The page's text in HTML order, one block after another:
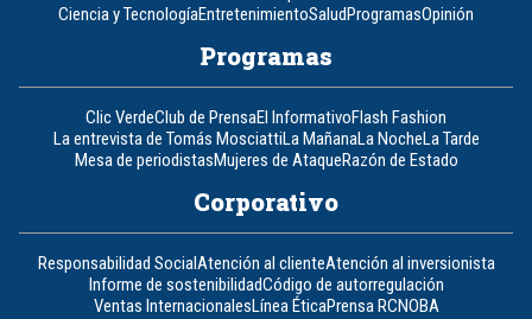
Ciencia y TecnologíaEntretenimientoSaludProgramasOpinión
Programas
Clic VerdeClub de PrensaEl InformativoFlash Fashion
La entrevista de Tomás MosciattiLa MañanaLa NocheLa Tarde
Mesa de periodistasMujeres de AtaqueRazón de Estado
Corporativo
Responsabilidad SocialAtención al clienteAtención al inversionista
Informe de sostenibilidadCódigo de autorregulación
Ventas InternacionalesLínea ÉticaPrensa RCNOBA